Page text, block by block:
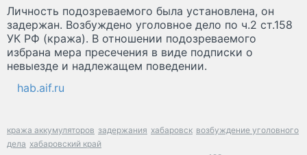
Личность подозреваемого была установлена, он
задержан. Возбуждено уголовное дело по ч.2 ст.158
УК РФ (кража). В отношении подозреваемого
избрана мера пресечения в виде подписки о
невыезде и надлежащем поведении.
hab.aif.ru
кража аккумуляторов задержания хабаровск возбуждение уголовного
дела хабаровский край